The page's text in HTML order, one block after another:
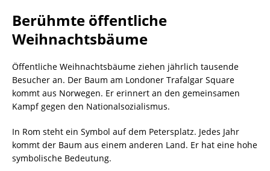
Berühmte öffentliche
Weihnachtsbäume
Öffentliche Weihnachtsbäume ziehen jährlich tausende
Besucher an. Der Baum am Londoner Trafalgar Square
kommt aus Norwegen. Er erinnert an den gemeinsamen
Kampf gegen den Nationalsozialismus.
In Rom steht ein Symbol auf dem Petersplatz. Jedes Jahr
kommt der Baum aus einem anderen Land. Er hat eine hohe
symbolische Bedeutung.